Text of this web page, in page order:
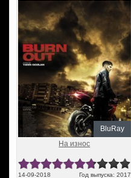
BluRay
На износ
14-09-2018 Год выпуска: 2017